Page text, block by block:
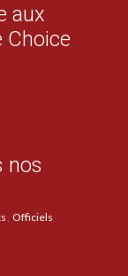
aux
Choice
nos
Officiels